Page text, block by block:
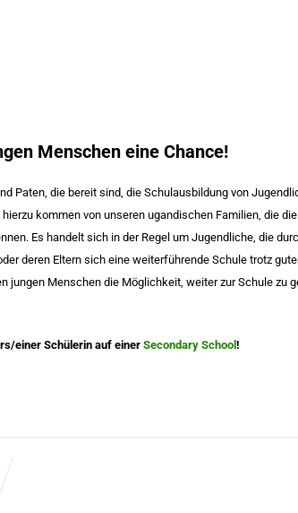
Menschen eine Chance!
Paten, die bereit sind, die Schulausbildung von
kommen von unseren ugandischen Familien, die
Es handelt sich in der Regel um Jugendliche, die
deren Eltern sich eine weiterführende Schule trotz
jungen Menschen die Möglichkeit, weiter zur Schule zu
einer Schülerin auf einer Secondary School !